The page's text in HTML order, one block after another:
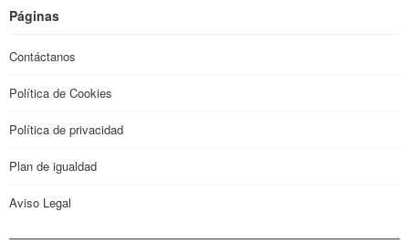
Páginas
Contáctanos
Política de Cookies
Política de privacidad
Plan de igualdad
Aviso Legal